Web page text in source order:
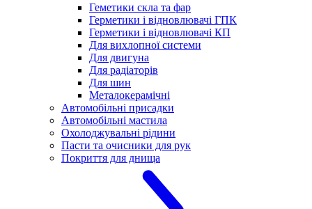
Геметики скла та фар
Герметики і відновлювачі ГПК
Герметики і відновлювачі КП
Для вихлопної системи
Для двигуна
Для радіаторів
Для шин
Металокерамічні
Автомобільні присадки
Автомобільні мастила
Охолоджувальні рідини
Пасти та очисники для рук
Покриття для днища